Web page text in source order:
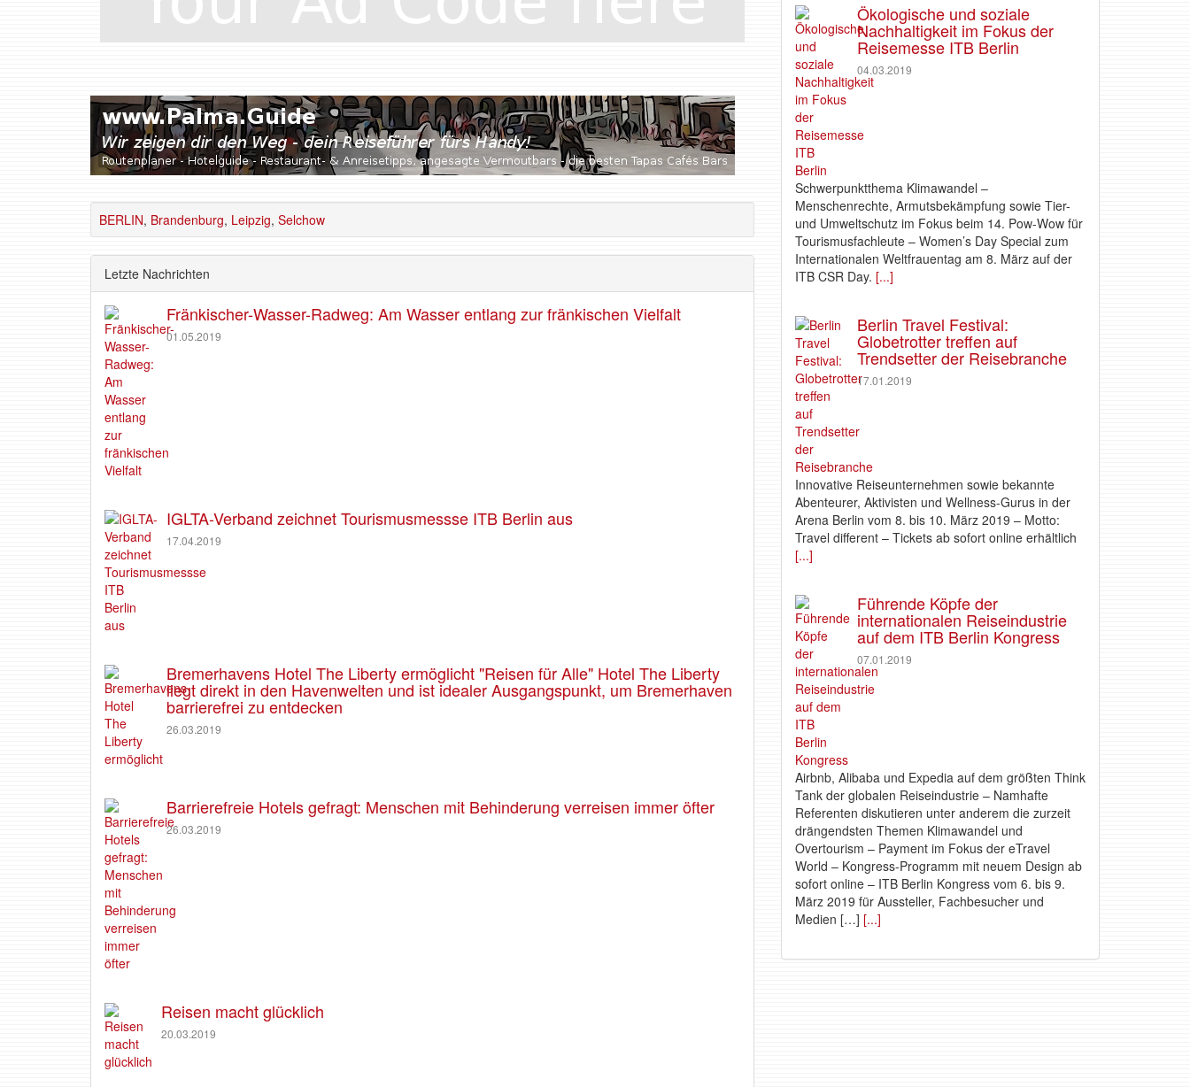
BERLIN, Brandenburg, Leipzig, Selchow
Letzte Nachrichten
Fränkischer-Wasser-Radweg: Am Wasser entlang zur fränkischen Vielfalt
01.05.2019
IGLTA-Verband zeichnet Tourismusmessse ITB Berlin aus
17.04.2019
Bremerhavens Hotel The Liberty ermöglicht "Reisen für Alle" Hotel The Liberty
liegt direkt in den Havenwelten und ist idealer Ausgangspunkt, um Bremerhaven
barrierefrei zu entdecken
26.03.2019
Barrierefreie Hotels gefragt: Menschen mit Behinderung verreisen immer öfter
26.03.2019
Reisen macht glücklich
20.03.2019
Ökologische und soziale
Nachhaltigkeit im Fokus der
Reisemesse ITB Berlin
04.03.2019
Schwerpunktthema Klimawandel –
Menschenrechte, Armutsbekämpfung sowie Tier-
und Umweltschutz im Fokus beim 14. Pow-Wow für
Tourismusfachleute – Women’s Day Special zum
Internationalen Weltfrauentag am 8. März auf der
ITB CSR Day. [...]
Berlin Travel Festival:
Globetrotter treffen auf
Trendsetter der Reisebranche
17.01.2019
Innovative Reiseunternehmen sowie bekannte
Abenteurer, Aktivisten und Wellness-Gurus in der
Arena Berlin vom 8. bis 10. März 2019 – Motto:
Travel different – Tickets ab sofort online erhältlich
[...]
Führende Köpfe der
internationalen Reiseindustrie
auf dem ITB Berlin Kongress
07.01.2019
Airbnb, Alibaba und Expedia auf dem größten Think
Tank der globalen Reiseindustrie – Namhafte
Referenten diskutieren unter anderem die zurzeit
drängendsten Themen Klimawandel und
Overtourism – Payment im Fokus der eTravel
World – Kongress-Programm mit neuem Design ab
sofort online – ITB Berlin Kongress vom 6. bis 9.
März 2019 für Aussteller, Fachbesucher und
Medien […] [...]